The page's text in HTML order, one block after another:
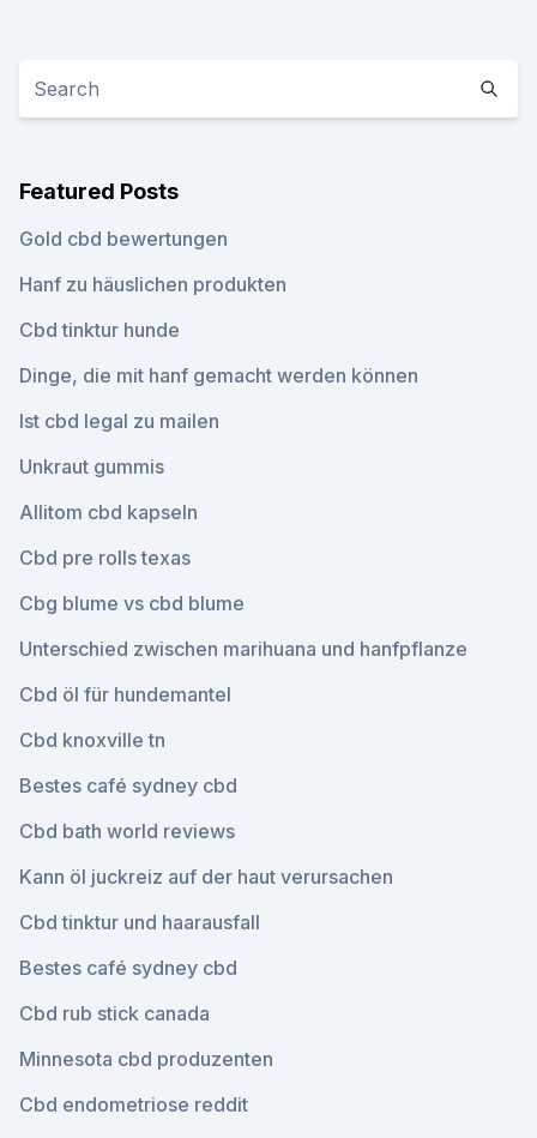
Featured Posts
Gold cbd bewertungen
Hanf zu häuslichen produkten
Cbd tinktur hunde
Dinge, die mit hanf gemacht werden können
Ist cbd legal zu mailen
Unkraut gummis
Allitom cbd kapseln
Cbd pre rolls texas
Cbg blume vs cbd blume
Unterschied zwischen marihuana und hanfpflanze
Cbd öl für hundemantel
Cbd knoxville tn
Bestes café sydney cbd
Cbd bath world reviews
Kann öl juckreiz auf der haut verursachen
Cbd tinktur und haarausfall
Bestes café sydney cbd
Cbd rub stick canada
Minnesota cbd produzenten
Cbd endometriose reddit